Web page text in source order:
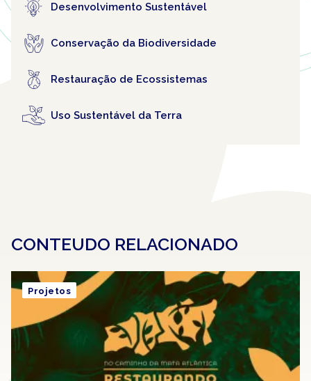
Desenvolvimento Sustentável
Conservação da Biodiversidade
Restauração de Ecossistemas
Uso Sustentável da Terra
CONTEUDO RELACIONADO
Projetos